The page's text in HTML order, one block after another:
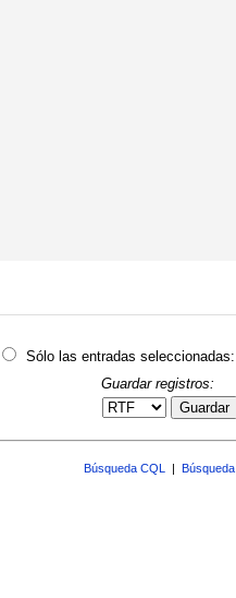
Sólo las entradas seleccionadas:
Guardar registros:
Guardar
Búsqueda CQL